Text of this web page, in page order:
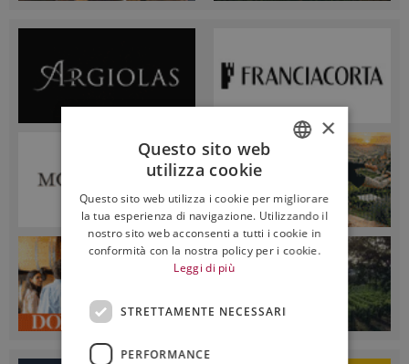
ENGLISH
×
Questo sito web
utilizza cookie
Questo sito web utilizza i cookie per migliorare
la tua esperienza di navigazione. Utilizzando il
nostro sito web acconsenti a tutti i cookie in
conformità con la nostra policy per i cookie.
Leggi di più
STRETTAMENTE NECESSARI
PERFORMANCE